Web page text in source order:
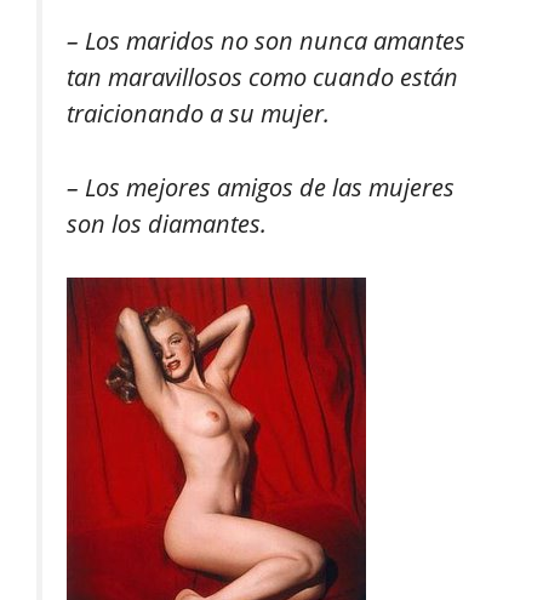
– Los maridos no son nunca amantes
tan maravillosos como cuando están
traicionando a su mujer.
– Los mejores amigos de las mujeres
son los diamantes.